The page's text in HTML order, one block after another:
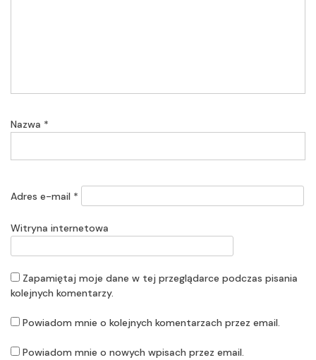
Nazwa *
Adres e-mail *
Witryna internetowa
Zapamiętaj moje dane w tej przeglądarce podczas pisania
kolejnych komentarzy.
Powiadom mnie o kolejnych komentarzach przez email.
Powiadom mnie o nowych wpisach przez email.